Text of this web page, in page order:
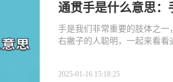
通贯手是什么意思
手是我们非常重要的肢体之
右撇子的人聪明，一起来看看
2025-01-16 15:18:25